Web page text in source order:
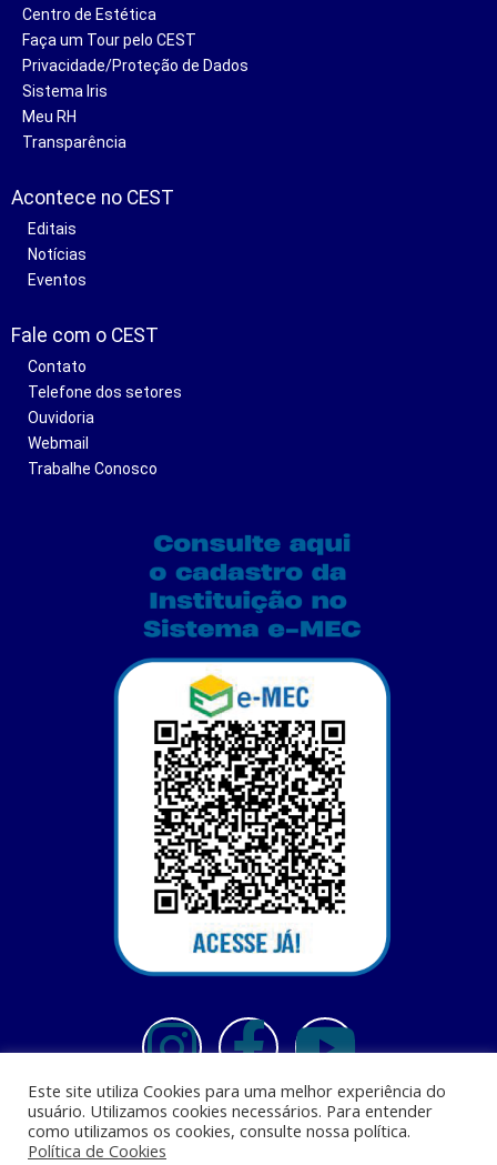
Centro de Estética
Faça um Tour pelo CEST
Privacidade/Proteção de Dados
Sistema Iris
Meu RH
Transparência
Acontece no CEST
Editais
Notícias
Eventos
Fale com o CEST
Contato
Telefone dos setores
Ouvidoria
Webmail
Trabalhe Conosco
Este site utiliza Cookies para uma melhor experiência do
usuário. Utilizamos cookies necessários. Para entender
como utilizamos os cookies, consulte nossa política.
Política de Cookies